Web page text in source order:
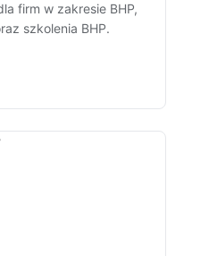
firm w zakresie BHP,
szkolenia BHP.